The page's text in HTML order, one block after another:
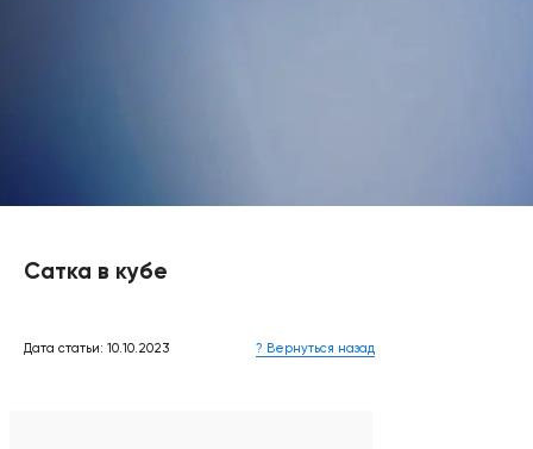
Сатка в кубе
Дата статьи: 10.10.2023 ? Вернуться назад